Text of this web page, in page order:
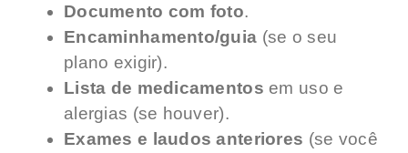
Documento com foto.
Encaminhamento/guia (se o seu
plano exigir).
Lista de medicamentos em uso e
alergias (se houver).
Exames e laudos anteriores (se você